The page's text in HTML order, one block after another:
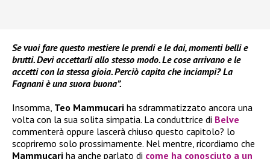
Se vuoi fare questo mestiere le prendi e le dai, momenti belli e
brutti. Devi accettarli allo stesso modo. Le cose arrivano e le
accetti con la stessa gioia. Perciò capita che inciampi? La
Fagnani è una suora buona”.
Insomma, Teo Mammucari ha sdrammatizzato ancora una
volta con la sua solita simpatia. La conduttrice di Belve
commenterà oppure lascerà chiuso questo capitolo? lo
scopriremo solo prossimamente. Nel mentre, ricordiamo che
Mammucari ha anche parlato di come ha conosciuto a un